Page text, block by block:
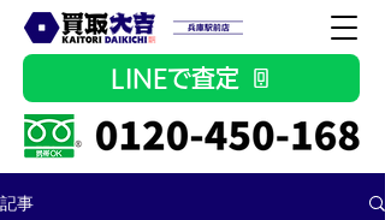
LINEで査定
記事